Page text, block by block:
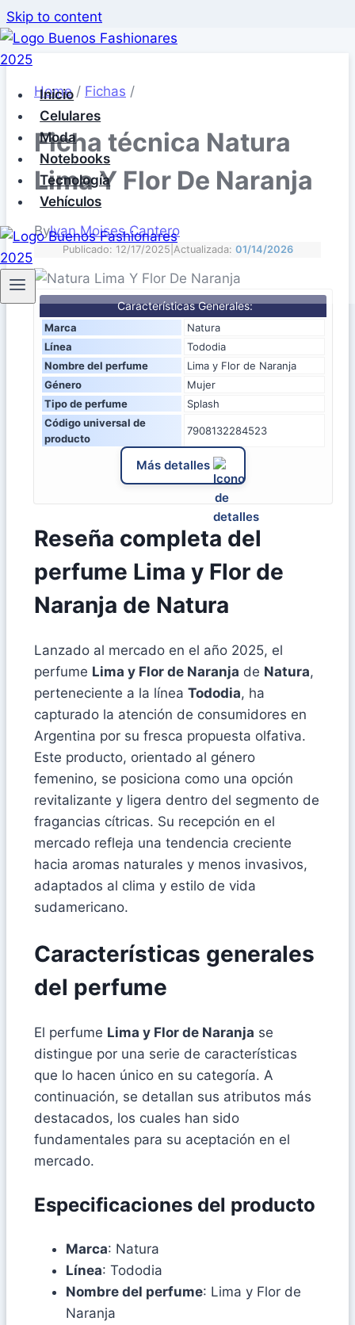
Skip to content
Inicio
Celulares
Moda
Notebooks
Tecnología
Vehículos
Home / Fichas /
Ficha técnica Natura
Lima Y Flor De Naranja
ByIvan Moises Cantero
Publicado: 12/17/2025 Actualizada: 01/14/2026
Características Generales:
Marca
Natura
Línea
Tododia
Nombre del perfume
Lima y Flor de Naranja
Género
Mujer
Tipo de perfume
Splash
Código universal de
producto
7908132284523
Más detalles
Reseña completa del
perfume Lima y Flor de
Naranja de Natura
Lanzado al mercado en el año 2025, el
perfume Lima y Flor de Naranja de Natura,
perteneciente a la línea Tododia, ha
capturado la atención de consumidores en
Argentina por su fresca propuesta olfativa.
Este producto, orientado al género
femenino, se posiciona como una opción
revitalizante y ligera dentro del segmento de
fragancias cítricas. Su recepción en el
mercado refleja una tendencia creciente
hacia aromas naturales y menos invasivos,
adaptados al clima y estilo de vida
sudamericano.
Características generales
del perfume
El perfume Lima y Flor de Naranja se
distingue por una serie de características
que lo hacen único en su categoría. A
continuación, se detallan sus atributos más
destacados, los cuales han sido
fundamentales para su aceptación en el
mercado.
Especificaciones del producto
Marca: Natura
Línea: Tododia
Nombre del perfume: Lima y Flor de
Naranja